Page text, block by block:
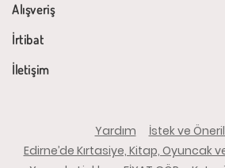
Alışveriş
İrtibat
İletişim
Yardım
İstek ve
Edirne’de Kırtasiye, Kitap, Oyuncak